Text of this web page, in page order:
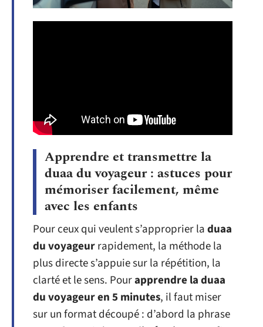
Apprendre et transmettre la
duaa du voyageur : astuces pour
mémoriser facilement, même
avec les enfants
Pour ceux qui veulent s’approprier laduaa
du voyageurrapidement, la méthode la
plus directe s’appuie sur la répétition, la
clarté et le sens. Pourapprendre la duaa
du voyageur en 5 minutes, il faut miser
sur un format découpé : d’abord la phrase